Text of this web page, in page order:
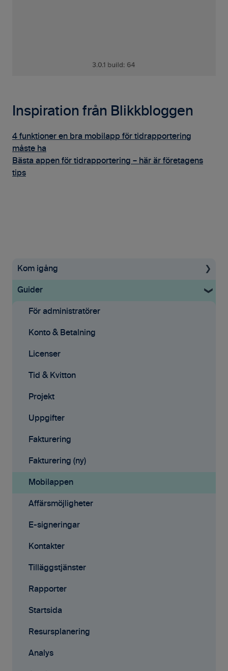
Inspiration från Blikkbloggen
4 funktioner en bra mobilapp för tidrapportering
måste ha
Bästa appen för tidrapportering – här är företagens
tips
Kom igång
Uppstartsguide
Grundinställningar
Ekonomisystem
Tid & Kvitton
Projekt
Fakturering (ny)
Kontakter
Avtal
Affärsmöjligheter
Rapporter
Samarbete
Mobilappen
Guider
För administratörer
Konto & Betalning
Licenser
Tid & Kvitton
Projekt
Uppgifter
Fakturering
Fakturering (ny)
Mobilappen
Affärsmöjligheter
E-signeringar
Kontakter
Tilläggstjänster
Rapporter
Startsida
Resursplanering
Analys